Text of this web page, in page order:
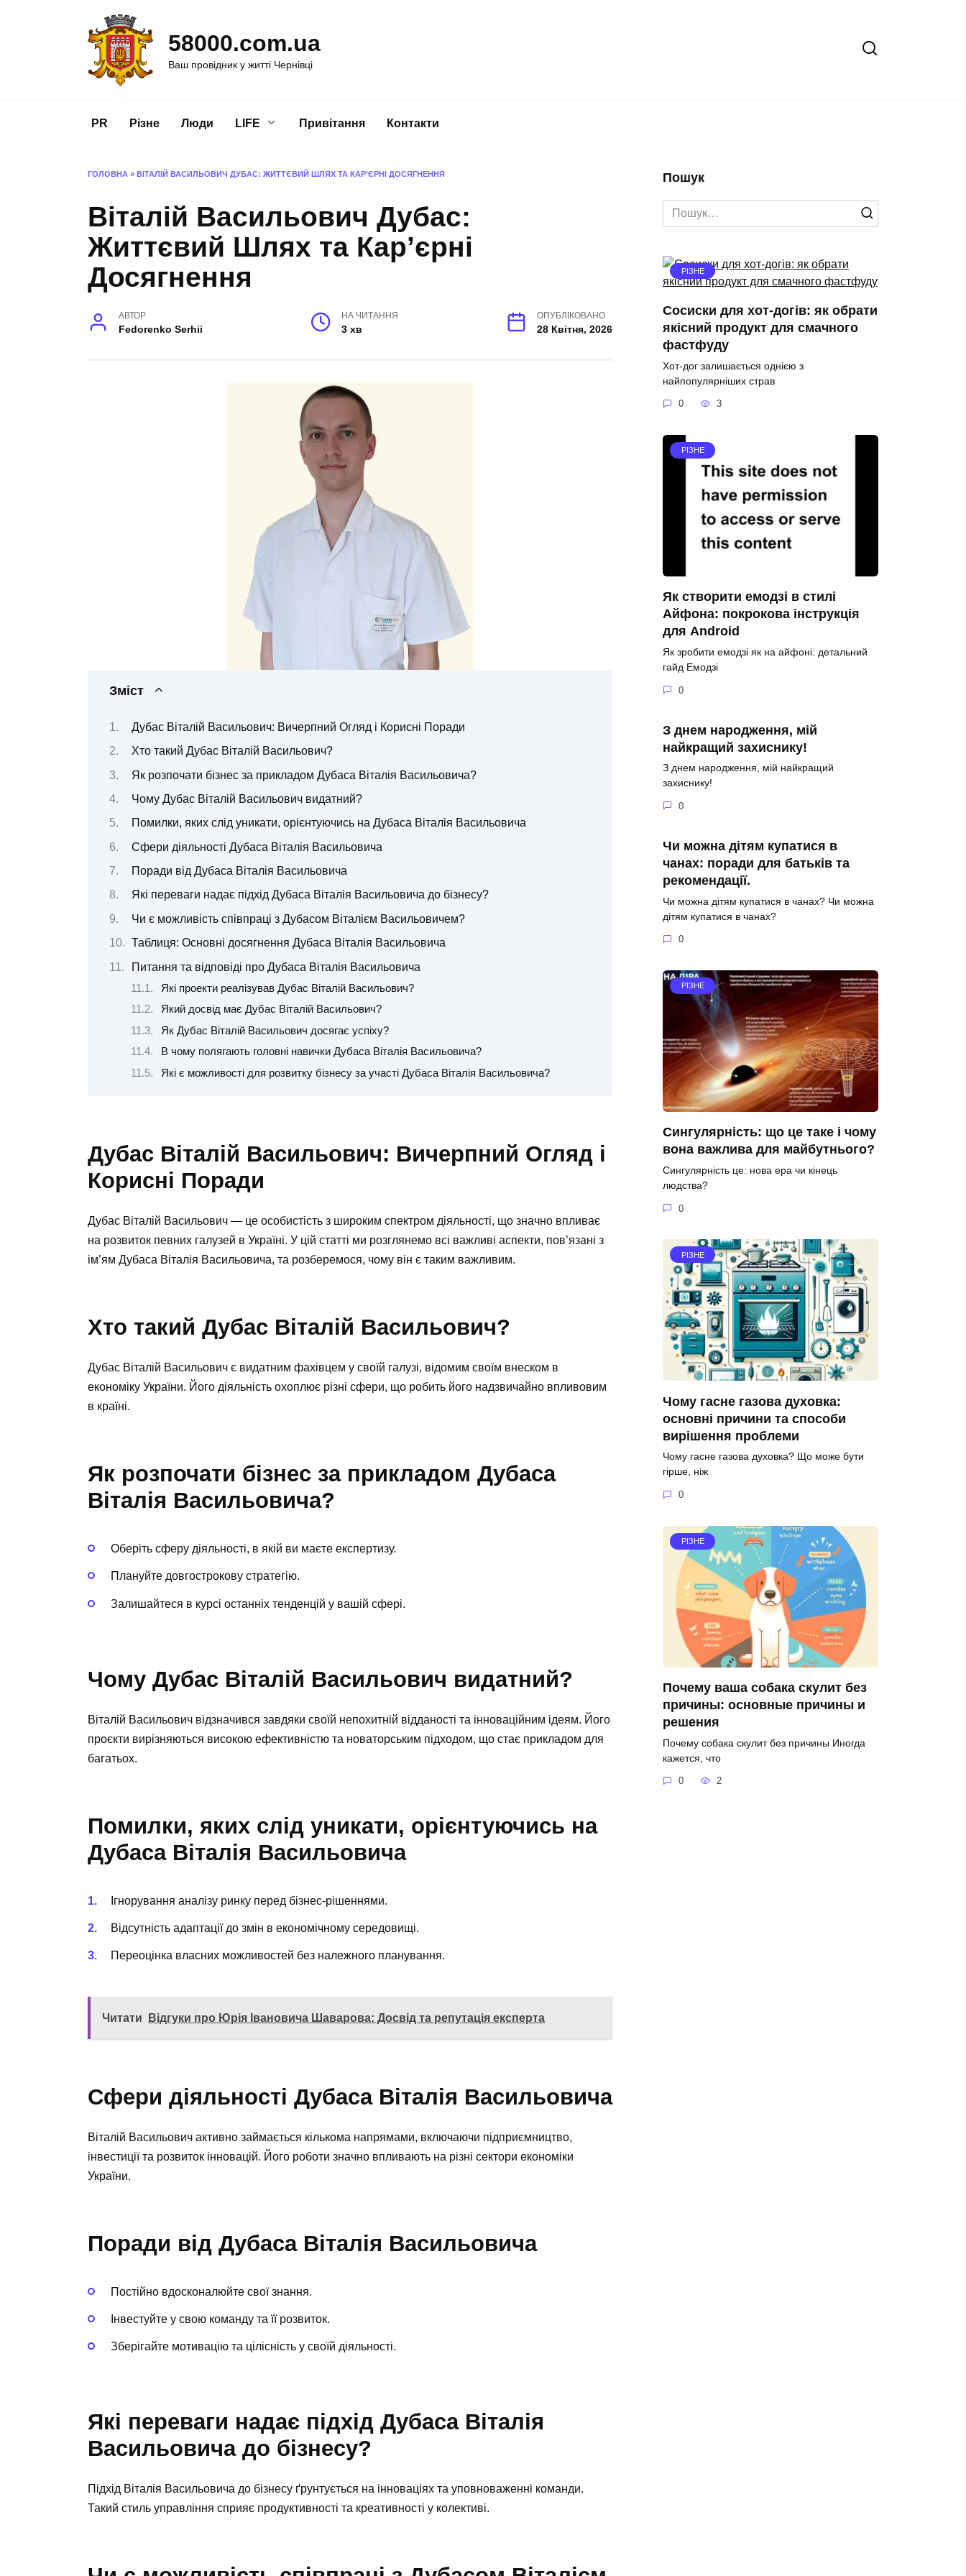
58000.com.ua
Ваш провідник у житті Чернівці
PR Різне Люди LIFE Привітання Контакти
ГОЛОВНА » ВІТАЛІЙ ВАСИЛЬОВИЧ ДУБАС: ЖИТТЄВИЙ ШЛЯХ ТА КАР’ЄРНІ ДОСЯГНЕННЯ
Віталій Васильович Дубас:
Життєвий Шлях та Кар’єрні
Досягнення
АВТОР
Fedorenko Serhii
НА ЧИТАННЯ
3 хв
ОПУБЛІКОВАНО
28 Квітня, 2026
Зміст
Дубас Віталій Васильович: Вичерпний Огляд і Корисні Поради
Хто такий Дубас Віталій Васильович?
Як розпочати бізнес за прикладом Дубаса Віталія Васильовича?
Чому Дубас Віталій Васильович видатний?
Помилки, яких слід уникати, орієнтуючись на Дубаса Віталія Васильовича
Сфери діяльності Дубаса Віталія Васильовича
Поради від Дубаса Віталія Васильовича
Які переваги надає підхід Дубаса Віталія Васильовича до бізнесу?
Чи є можливість співпраці з Дубасом Віталієм Васильовичем?
Таблиця: Основні досягнення Дубаса Віталія Васильовича
Питання та відповіді про Дубаса Віталія Васильовича
Які проекти реалізував Дубас Віталій Васильович?
Який досвід має Дубас Віталій Васильович?
Як Дубас Віталій Васильович досягає успіху?
В чому полягають головні навички Дубаса Віталія Васильовича?
Які є можливості для розвитку бізнесу за участі Дубаса Віталія Васильовича?
Дубас Віталій Васильович: Вичерпний Огляд і
Корисні Поради
Дубас Віталій Васильович — це особистість з широким спектром діяльності, що значно впливає
на розвиток певних галузей в Україні. У цій статті ми розглянемо всі важливі аспекти, пов’язані з
ім’ям Дубаса Віталія Васильовича, та розберемося, чому він є таким важливим.
Хто такий Дубас Віталій Васильович?
Дубас Віталій Васильович є видатним фахівцем у своїй галузі, відомим своїм внеском в
економіку України. Його діяльність охоплює різні сфери, що робить його надзвичайно впливовим
в країні.
Як розпочати бізнес за прикладом Дубаса
Віталія Васильовича?
Оберіть сферу діяльності, в якій ви маєте експертизу.
Плануйте довгострокову стратегію.
Залишайтеся в курсі останніх тенденцій у вашій сфері.
Чому Дубас Віталій Васильович видатний?
Віталій Васильович відзначився завдяки своїй непохитній відданості та інноваційним ідеям. Його
проєкти вирізняються високою ефективністю та новаторським підходом, що стає прикладом для
багатьох.
Помилки, яких слід уникати, орієнтуючись на
Дубаса Віталія Васильовича
Ігнорування аналізу ринку перед бізнес-рішеннями.
Відсутність адаптації до змін в економічному середовищі.
Переоцінка власних можливостей без належного планування.
Читати Відгуки про Юрія Івановича Шаварова: Досвід та репутація експерта
Сфери діяльності Дубаса Віталія Васильовича
Віталій Васильович активно займається кількома напрямами, включаючи підприємництво,
інвестиції та розвиток інновацій. Його роботи значно впливають на різні сектори економіки
України.
Поради від Дубаса Віталія Васильовича
Постійно вдосконалюйте свої знання.
Інвестуйте у свою команду та її розвиток.
Зберігайте мотивацію та цілісність у своїй діяльності.
Які переваги надає підхід Дубаса Віталія
Васильовича до бізнесу?
Підхід Віталія Васильовича до бізнесу ґрунтується на інноваціях та уповноваженні команди.
Такий стиль управління сприяє продуктивності та креативності у колективі.
Пошук
Search
for:
РІЗНЕ
Сосиски для хот-догів: як обрати
якісний продукт для смачного
фастфуду
Хот-дог залишається однією з
найпопулярніших страв
0 3
РІЗНЕ
Як створити емодзі в стилі
Айфона: покрокова інструкція
для Android
Як зробити емодзі як на айфоні: детальний
гайд Емодзі
0
З днем народження, мій
найкращий захиснику!
З днем народження, мій найкращий
захиснику!
0
Чи можна дітям купатися в
чанах: поради для батьків та
рекомендації.
Чи можна дітям купатися в чанах? Чи можна
дітям купатися в чанах?
0
РІЗНЕ
Сингулярність: що це таке і чому
вона важлива для майбутнього?
Сингулярність це: нова ера чи кінець
людства?
0
РІЗНЕ
Чому гасне газова духовка:
основні причини та способи
вирішення проблеми
Чому гасне газова духовка? Що може бути
гірше, ніж
0
РІЗНЕ
Почему ваша собака скулит без
причины: основные причины и
решения
Почему собака скулит без причины Иногда
кажется, что
0 2